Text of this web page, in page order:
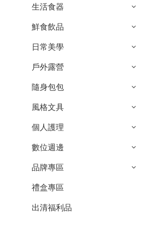
生活食器
鮮食飲品
日常美學
戶外露營
隨身包包
風格文具
個人護理
數位週邊
品牌專區
禮盒專區
出清福利品